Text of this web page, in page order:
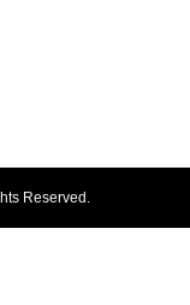
Reserved.